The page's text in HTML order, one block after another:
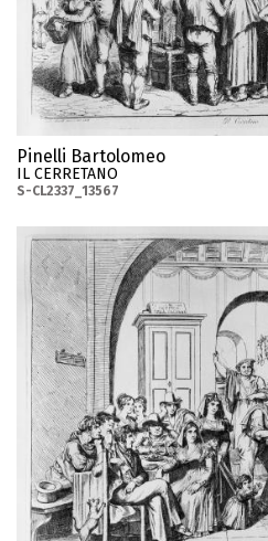
Pinelli Bartolomeo
IL CERRETANO
S-CL2337_13567